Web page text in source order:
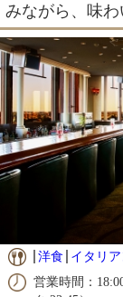
みながら、味わ
洋食 イタリア
営業時間：